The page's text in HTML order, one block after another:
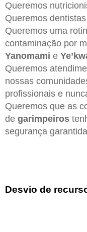
Queremos
Queremos
Queremos uma
contaminação por
Yanomami e
Queremos
nossas
profissionais e
Queremos que as
de garimpeiros
segurança
Desvio de